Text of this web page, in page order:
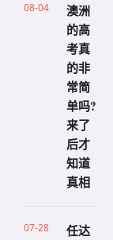
08-04
澳洲
的高
考真
的非
常简
单吗?
来了
后才
知道
真相
07-28
任达